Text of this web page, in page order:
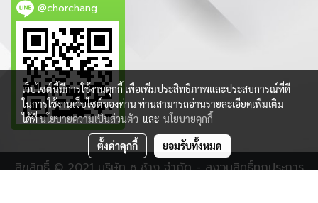
@chorchang
ลิขสิทธิ์ © 2021 บริษัท ช ช้าง จำกัด - สงวนสิทธิ์ทุกประการ
เว็บไซต์นี้มีการใช้งานคุกกี้ เพื่อเพิ่มประสิทธิภาพและประสบการณ์ที่ดี
ในการใช้งานเว็บไซต์ของท่าน ท่านสามารถอ่านรายละเอียดเพิ่มเติม
ได้ที่นโยบายความเป็นส่วนตัว และ นโยบายคุกกี้
ตั้งค่าคุกกี้ ยอมรับทั้งหมด